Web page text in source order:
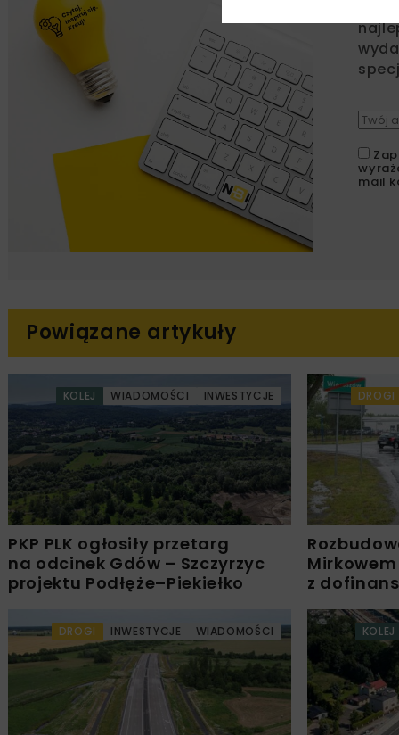
mail
Powiązane artykuły
KOLEJ WIADOMOŚCI INWESTYCJE
PKP PLK ogłosiły przetarg
na odcinek Gdów – Szczyrzyc
projektu Podłęże–Piekiełko
DROGI
z
DROGI INWESTYCJE WIADOMOŚCI KOLEJ